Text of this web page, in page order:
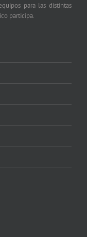
para las distintas
participa.